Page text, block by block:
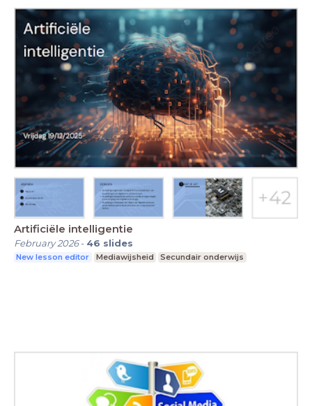
Artificiële intelligentie
February 2026- 46 slides
New lesson editor Mediawijsheid Secundair onderwijs